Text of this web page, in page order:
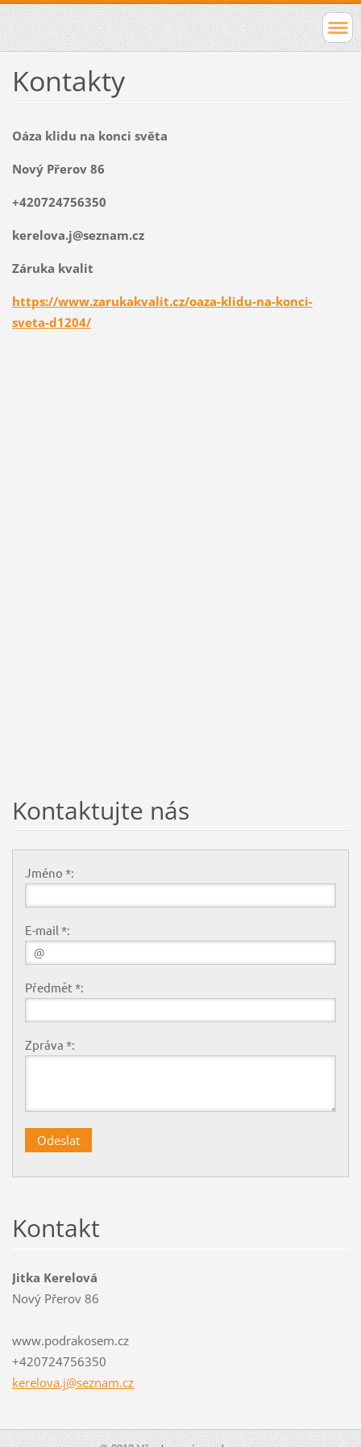
Kontakty
Oáza klidu na konci světa
Nový Přerov 86
+420724756350
kerelova.j@seznam.cz
Záruka kvalit
https://www.zarukakvalit.cz/oaza-klidu-na-konci-
sveta-d1204/
Kontaktujte nás
Jméno *:
E-mail *:
Předmět *:
Zpráva *:
Kontakt
Jitka Kerelová
Nový Přerov 86
www.podrakosem.cz
+420724756350
kerelova.j@seznam.cz